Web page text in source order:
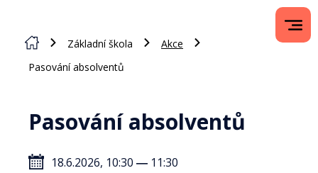
Základní škola
Akce
Pasování absolventů
Pasování absolventů
18.6.2026, 10:30 ― 11:30